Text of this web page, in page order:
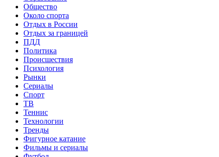
Общество
Около спорта
Отдых в России
Отдых за границей
ПДД
Политика
Происшествия
Психология
Рынки
Сериалы
Спорт
ТВ
Теннис
Технологии
Тренды
Фигурное катание
Фильмы и сериалы